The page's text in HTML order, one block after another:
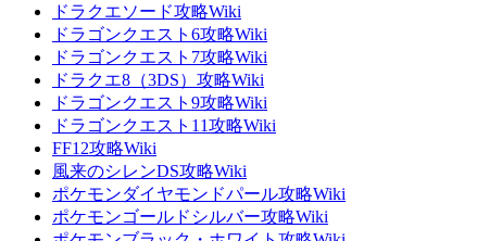
ドラクエソード攻略Wiki
ドラゴンクエスト6攻略Wiki
ドラゴンクエスト7攻略Wiki
ドラクエ8（3DS）攻略Wiki
ドラゴンクエスト9攻略Wiki
ドラゴンクエスト11攻略Wiki
FF12攻略Wiki
風来のシレンDS攻略Wiki
ポケモンダイヤモンドパール攻略Wiki
ポケモンゴールドシルバー攻略Wiki